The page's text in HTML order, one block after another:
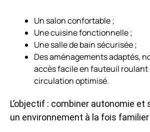
Un salon confortable ;
Une cuisine fonctionnelle ;
Une salle de bain sécurisée ;
Des aménagements adaptés,
accès facile en fauteuil roulant
circulation optimisé.
L’objectif : combiner autonomie et
un environnement à la fois